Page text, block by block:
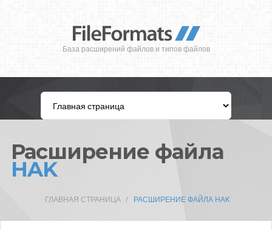
База расширений файлов и типов файлов
Расширение файла
HAK
ГЛАВНАЯ СТРАНИЦА РАСШИРЕНИЕ ФАЙЛА HAK